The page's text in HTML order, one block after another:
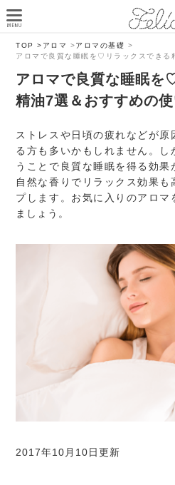
TOP > アロマ >アロマの基礎 >
アロマで良質な睡眠を♡リラックスできる
アロマで良質な睡眠を
精油7選＆おすすめの
ストレスや日頃の疲れなどが
る方も多いかもしれません。し
うことで良質な睡眠を得る効
自然な香りでリラックス効果も
プします。お気に入りのアロマ
ましょう。
2017年10月10日更新